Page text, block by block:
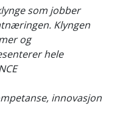
som jobber
Klyngen
og
hele
innovasjon